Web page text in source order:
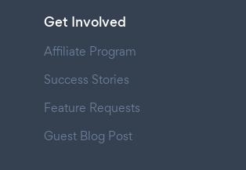
Get Involved
Affiliate Program
Success Stories
Feature Requests
Guest Blog Post